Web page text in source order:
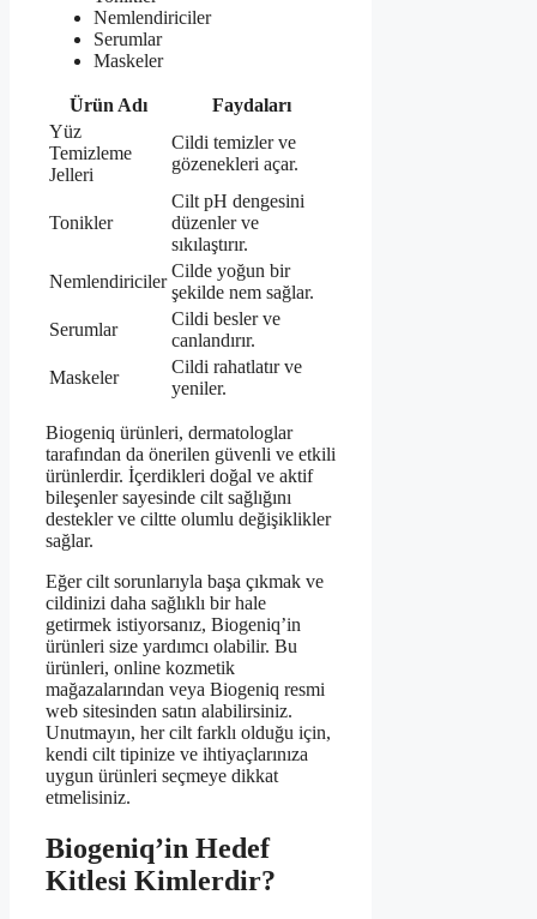
Nemlendiriciler
Serumlar
Maskeler
Ürün Adı
Faydaları
Yüz
Temizleme
Jelleri
Cildi temizler ve
gözenekleri açar.
Tonikler
Cilt pH dengesini
düzenler ve
sıkılaştırır.
Nemlendiriciler
Cilde yoğun bir
şekilde nem sağlar.
Serumlar
Cildi besler ve
canlandırır.
Maskeler
Cildi rahatlatır ve
yeniler.
Biogeniq ürünleri, dermatologlar
tarafından da önerilen güvenli ve etkili
ürünlerdir. İçerdikleri doğal ve aktif
bileşenler sayesinde cilt sağlığını
destekler ve ciltte olumlu değişiklikler
sağlar.
Eğer cilt sorunlarıyla başa çıkmak ve
cildinizi daha sağlıklı bir hale
getirmek istiyorsanız, Biogeniq’in
ürünleri size yardımcı olabilir. Bu
ürünleri, online kozmetik
mağazalarından veya Biogeniq resmi
web sitesinden satın alabilirsiniz.
Unutmayın, her cilt farklı olduğu için,
kendi cilt tipinize ve ihtiyaçlarınıza
uygun ürünleri seçmeye dikkat
etmelisiniz.
Biogeniq’in Hedef
Kitlesi Kimlerdir?